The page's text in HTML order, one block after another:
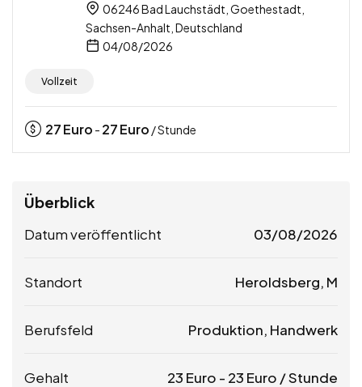
06246 Bad Lauchstädt, Goethestadt,
Sachsen-Anhalt, Deutschland
04/08/2026
Vollzeit
27Euro - 27Euro / Stunde
Überblick
Datum veröffentlicht 03/08/2026
Standort Heroldsberg, M
Berufsfeld Produktion, Handwerk
Gehalt 23 Euro - 23 Euro / Stunde